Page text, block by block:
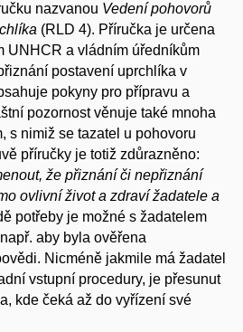
nazvanou Vedení pohovorů
(RLD 4). Příručka je určena
UNHCR a vládním úředníkům
postavení uprchlíka v
pokyny pro přípravu a
pozornost věnuje také mnoha
s nimiž se tazatel u pohovoru
příručky je totiž zdůrazněno:
že přiznání či nepřiznání
ovlivní život a zdraví žadatele a
potřeby je možné s žadatelem
aby byla ověřena
Nicméně jakmile má žadatel
vstupní procedury, je přesunut
kde čeká až do vyřízení své